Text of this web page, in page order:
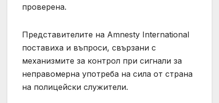
проверена.
Представителите на Amnesty International
поставиха и въпроси, свързани с
механизмите за контрол при сигнали за
неправомерна употреба на сила от страна
на полицейски служители.